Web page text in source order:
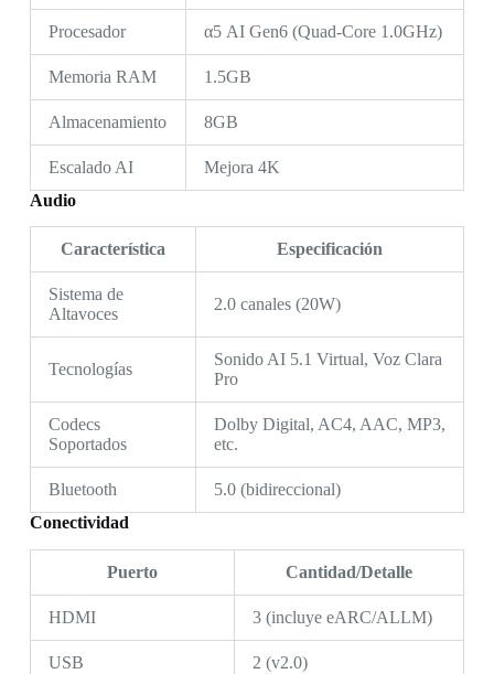
Procesador α5 AI Gen6 (Quad-Core 1.0GHz)
Memoria RAM 1.5GB
Almacenamiento 8GB
Escalado AI
Mejora 4K
Audio
Característica Especificación
Sistema de
Altavoces
2.0 canales (20W)
Tecnologías
Sonido AI 5.1 Virtual, Voz Clara
Pro
Codecs
Soportados
Dolby Digital, AC4, AAC, MP3,
etc.
Bluetooth
5.0 (bidireccional)
Conectividad
Puerto Cantidad/Detalle
HDMI 3 (incluye eARC/ALLM)
USB 2 (v2.0)